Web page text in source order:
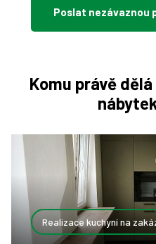
Poslat nezávaznou
Komu právě
Realizace kuchyní na